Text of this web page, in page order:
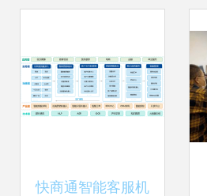
快商通智能客服机